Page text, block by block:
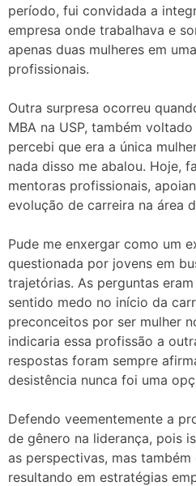
período, fui convidada a
empresa onde trabalhava e
apenas duas mulheres em
profissionais.
Outra surpresa ocorreu
MBA na USP, também
percebi que era a única
nada disso me abalou. Hoje,
mentoras profissionais,
evolução de carreira na área
Pude me enxergar como um
questionada por jovens em
trajetórias. As perguntas
sentido medo no início da
preconceitos por ser mulher
indicaria essa profissão a
respostas foram sempre
desistência nunca foi uma
Defendo veementemente a
de gênero na liderança, pois
as perspectivas, mas
resultando em estratégias